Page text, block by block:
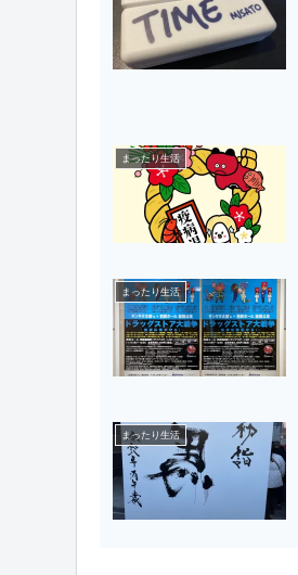
まったり生活
まったり生活
まったり生活